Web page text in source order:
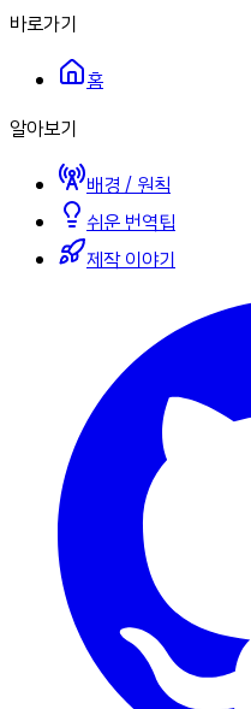
바로가기
홈
알아보기
배경 / 원칙
쉬운 번역팁
제작 이야기